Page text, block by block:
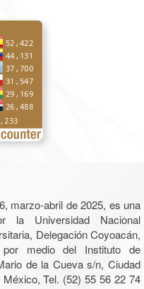
marzo-abril de 2025, es una
la Universidad Nacional
Delegación Coyoacán,
medio del Instituto de
de la Cueva s/n, Ciudad
Tel. (52) 55 56 22 74